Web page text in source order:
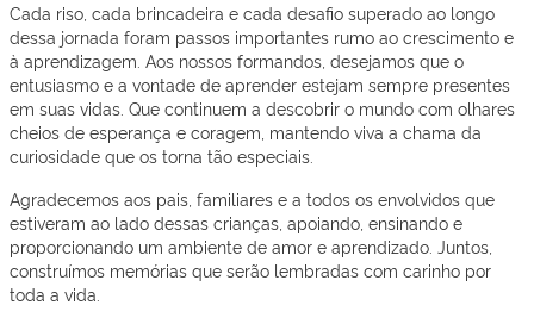
Cada riso, cada brincadeira e cada desafio superado ao longo
dessa jornada foram passos importantes rumo ao crescimento e
à aprendizagem. Aos nossos formandos, desejamos que o
entusiasmo e a vontade de aprender estejam sempre presentes
em suas vidas. Que continuem a descobrir o mundo com olhares
cheios de esperança e coragem, mantendo viva a chama da
curiosidade que os torna tão especiais.
Agradecemos aos pais, familiares e a todos os envolvidos que
estiveram ao lado dessas crianças, apoiando, ensinando e
proporcionando um ambiente de amor e aprendizado. Juntos,
construímos memórias que serão lembradas com carinho por
toda a vida.